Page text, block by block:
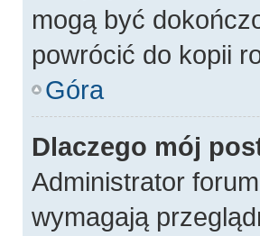
mogą być
powrócić do kopii
Góra
Dlaczego mój
Administrator
wymagają